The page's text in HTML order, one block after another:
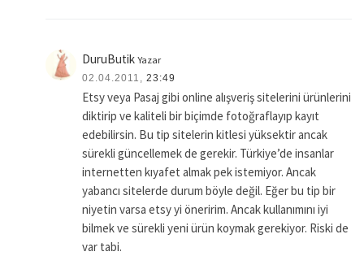
DuruButik Yazar
02.04.2011, 23:49
Etsy veya Pasaj gibi online alışveriş sitelerini ürünlerini
diktirip ve kaliteli bir biçimde fotoğraflayıp kayıt
edebilirsin. Bu tip sitelerin kitlesi yüksektir ancak
sürekli güncellemek de gerekir. Türkiye’de insanlar
internetten kıyafet almak pek istemiyor. Ancak
yabancı sitelerde durum böyle değil. Eğer bu tip bir
niyetin varsa etsy yi öneririm. Ancak kullanımını iyi
bilmek ve sürekli yeni ürün koymak gerekiyor. Riski de
var tabi.